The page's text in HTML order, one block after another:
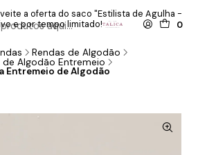
0
a oferta do saco "Estilista de Agulha -
e por tempo limitado!
Rendas de Algodão
de Algodão Entremeio
Entremeio de Algodão